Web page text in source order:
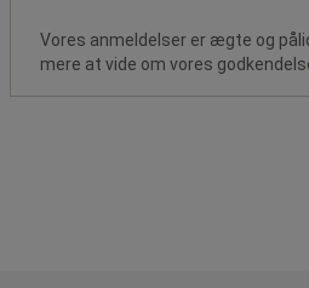
Vores anmeldelser er ægte og
mere at vide om vores